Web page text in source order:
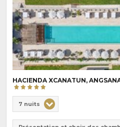
HACIENDA XCANATUN,
de
Durée
7 nuits